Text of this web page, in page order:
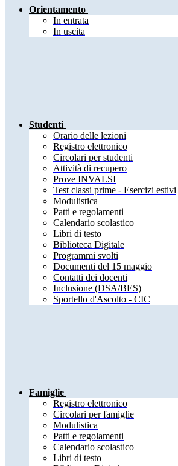
Orientamento
In entrata
In uscita
Studenti
Orario delle lezioni
Registro elettronico
Circolari per studenti
Attività di recupero
Prove INVALSI
Test classi prime - Esercizi estivi
Modulistica
Patti e regolamenti
Calendario scolastico
Libri di testo
Biblioteca Digitale
Programmi svolti
Documenti del 15 maggio
Contatti dei docenti
Inclusione (DSA/BES)
Sportello d'Ascolto - CIC
Famiglie
Registro elettronico
Circolari per famiglie
Modulistica
Patti e regolamenti
Calendario scolastico
Libri di testo